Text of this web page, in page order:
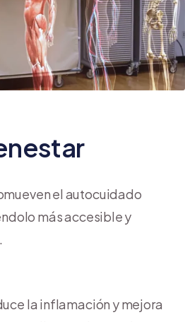
el autocuidado
más accesible y
la inflamación y mejora